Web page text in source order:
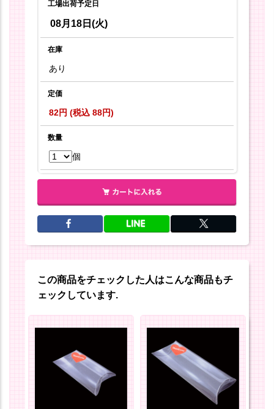
工場出荷予定日
08月18日(火)
在庫
あり
定価
82円 (税込 88円)
数量
個
この商品をチェックした人はこんな商品もチ
ェックしています.